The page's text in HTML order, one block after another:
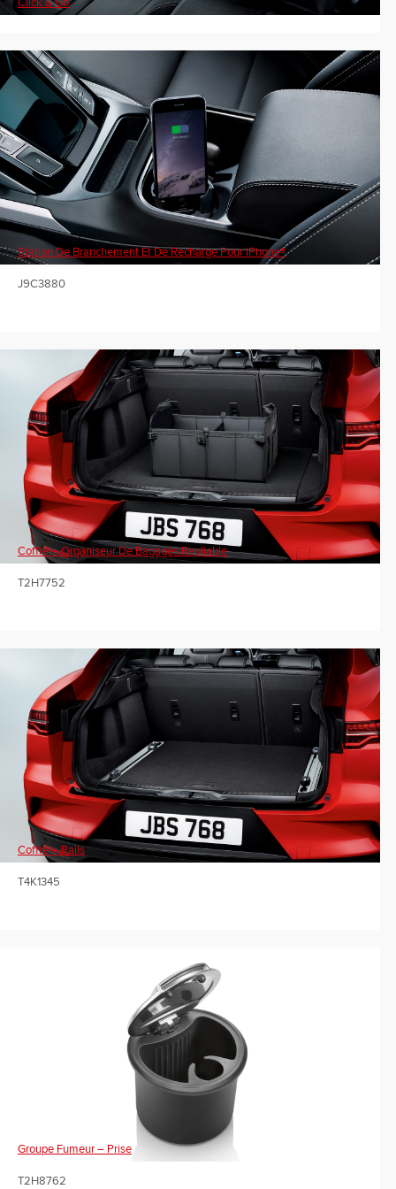
Click & Go
Station De Branchement Et De Recharge Pour IPhone®
J9C3880
Coffre – Organiseur De Bagages Repliable
T2H7752
Coffre – Rails
T4K1345
Groupe Fumeur – Prise
T2H8762